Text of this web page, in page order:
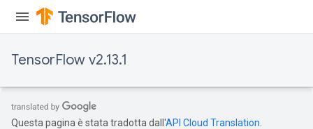
TensorFlow v2.13.1
Questa pagina è stata tradotta dall'API Cloud Translation